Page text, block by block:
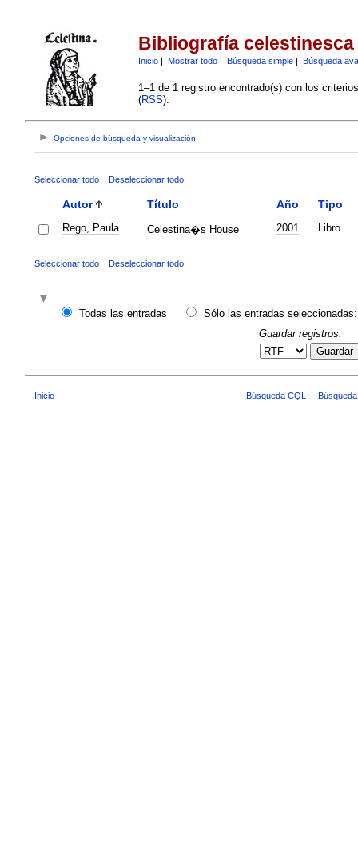
Bibliografía celestinesca
Inicio| Mostrar todo| Búsqueda simple| Búsqueda
1–1 de 1 registro encontrado(s) con los
(RSS):
Opciones de búsqueda y visualización
Seleccionar todo Deseleccionar todo
Autor Título Año Tipo
Rego, Paula Celestina�s House 2001 Libro
Seleccionar todo Deseleccionar todo
Todas las entradas
Sólo las entradas seleccionadas:
Guardar registros:
Guardar
Inicio Búsqueda CQL